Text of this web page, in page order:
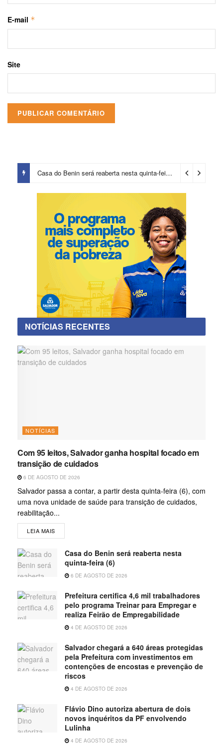
E-mail *
Site
Casa do Benin será reaberta nesta quinta-feira (6) 3 dias ago
NOTÍCIAS RECENTES
NOTÍCIAS
Com 95 leitos, Salvador ganha hospital focado em
transição de cuidados
6 DE AGOSTO DE 2026
Salvador passa a contar, a partir desta quinta-feira (6), com
uma nova unidade de saúde para transição de cuidados,
reabilitação...
LEIA MAIS
Casa do Benin será reaberta nesta
quinta-feira (6)
6 DE AGOSTO DE 2026
Prefeitura certifica 4,6 mil trabalhadores
pelo programa Treinar para Empregar e
realiza Feirão de Empregabilidade
4 DE AGOSTO DE 2026
Salvador chegará a 640 áreas protegidas
pela Prefeitura com investimentos em
contenções de encostas e prevenção de
riscos
4 DE AGOSTO DE 2026
Flávio Dino autoriza abertura de dois
novos inquéritos da PF envolvendo
Lulinha
4 DE AGOSTO DE 2026